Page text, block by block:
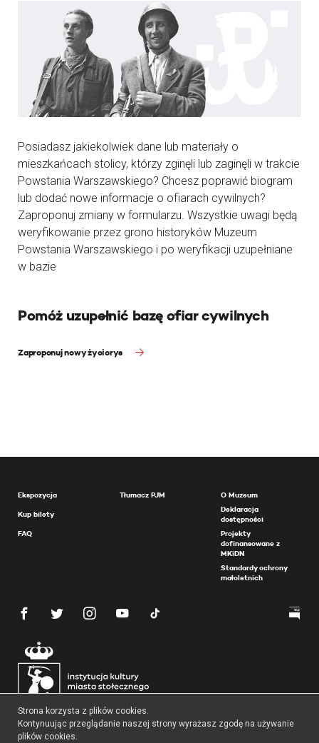
Posiadasz jakiekolwiek dane lub materiały o
mieszkańcach stolicy, którzy zginęli lub zaginęli w trakcie
Powstania Warszawskiego? Chcesz poprawić biogram
lub dodać nowe informacje o ofiarach cywilnych?
Zaproponuj zmiany w formularzu. Wszystkie uwagi będą
weryfikowanie przez grono historyków Muzeum
Powstania Warszawskiego i po weryfikacji uzupełniane
w bazie
Pomóż uzupełnić bazę ofiar cywilnych
Zaproponuj nowy życiorys
Ekspozycja
Kup bilety
FAQ
Tłumacz PJM
O Muzeum
Deklaracja
dostępności
Projekty
dofinansowane z
MKiDN
Standardy ochrony
małoletnich
Strona korzysta z plików cookies.
Kontynuując przeglądanie naszej strony wyrażasz zgodę na używanie
plików cookies.